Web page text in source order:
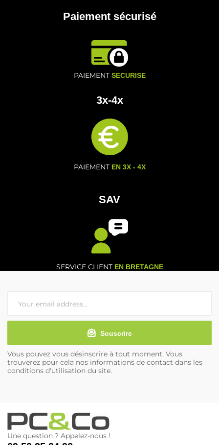
Paiement sécurisé
PAIEMENT SECURISE
3x-4x
PAIEMENT EN 3X - 4X
SAV
SERVICE CLIENT EN BRETAGNE
Souscrire
Vous pouvez vous désinscrire à tout moment. Vous
trouverez pour cela nos informations de contact dans les
conditions d'utilisation du site.
Une question ? Appelez-nous !